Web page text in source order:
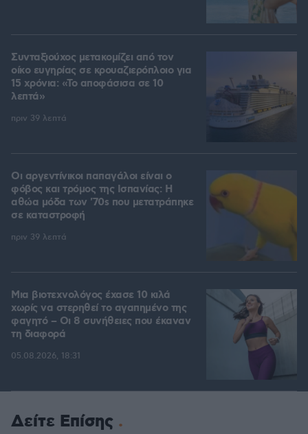
Συνταξιούχος μετακομίζει από τον
οίκο ευγηρίας σε κρουαζιερόπλοιο για
15 χρόνια: «Το αποφάσισα σε 10
λεπτά»
πριν 39 λεπτά
Οι αργεντίνικοι παπαγάλοι είναι ο
φόβος και τρόμος της Ισπανίας: Η
αθώα μόδα των '70s που μετατράπηκε
σε καταστροφή
πριν 39 λεπτά
Μια βιοτεχνολόγος έχασε 10 κιλά
χωρίς να στερηθεί το αγαπημένο της
φαγητό – Οι 8 συνήθειες που έκαναν
τη διαφορά
05.08.2026, 18:31
Δείτε Επίσης